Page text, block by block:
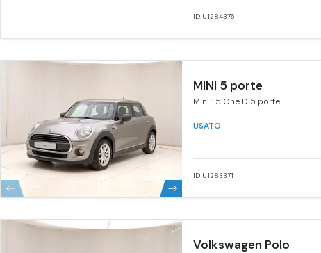
ID U1284376
MINI 5 porte
Mini 1.5 One D 5 porte
USATO
ID U1283371
Volkswagen Polo